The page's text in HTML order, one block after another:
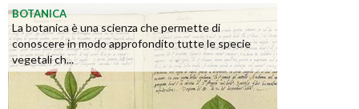
BOTANICA
La botanica è una scienza che permette di
conoscere in modo approfondito tutte le specie
vegetali ch...